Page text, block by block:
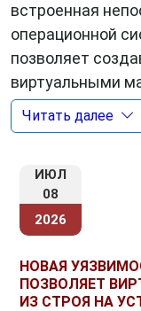
встроенная
операционной
позволяет
виртуальными
доступ к
процессор,
виртуализацию,
достичь
виртуальных
Как работает
Читать далее
ИЮЛ
08
2026
НОВАЯ
ПОЗВОЛЯЕТ
ИЗ СТРОЯ НА